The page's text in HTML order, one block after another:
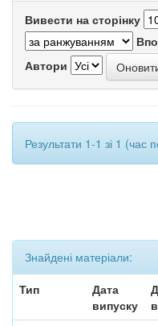
Вивести на сторінку
Автори
Результати 1-1 зі 1 (час
Знайдені матеріали:
Тип
Дата
випуску